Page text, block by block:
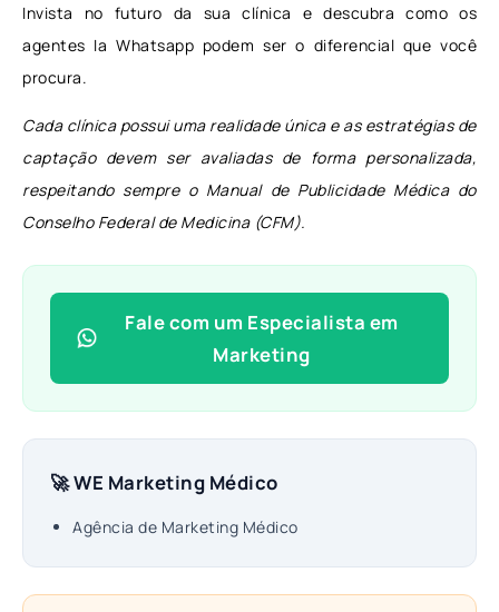
Invista no futuro da sua clínica e descubra como os
agentes Ia Whatsapp podem ser o diferencial que você
procura.
Cada clínica possui uma realidade única e as estratégias de
captação devem ser avaliadas de forma personalizada,
respeitando sempre o Manual de Publicidade Médica do
Conselho Federal de Medicina (CFM).
Fale com um Especialista em
Marketing
🚀 WE Marketing Médico
Agência de Marketing Médico